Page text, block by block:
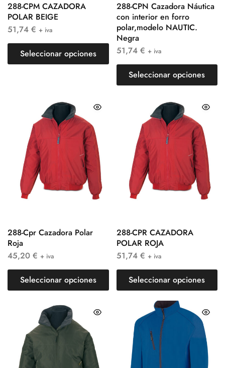
288-CPM CAZADORA
POLAR BEIGE
51,74 € + iva
Seleccionar opciones
288-CPN Cazadora Náutica
con interior en forro
polar,modelo NAUTIC.
Negra
51,74 € + iva
Seleccionar opciones
288-Cpr Cazadora Polar
Roja
45,20 € + iva
Seleccionar opciones
288-CPR CAZADORA
POLAR ROJA
51,74 € + iva
Seleccionar opciones